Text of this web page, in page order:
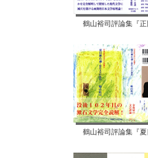
鶴山裕司評論集『正
鶴山裕司評論集『夏